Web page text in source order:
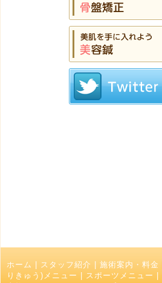
ホーム スタッフ紹介 施術案内・料金
りきゅう)メニュー
スポーツメニュー